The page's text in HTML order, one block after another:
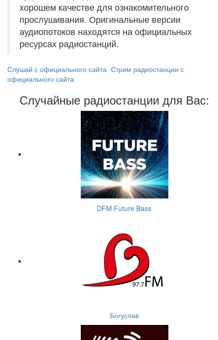
хорошем качестве для ознакомительного
прослушивания. Оригинальные версии
аудиопотоков находятся на официальных
ресурсах радиостанций.
Слушай с официального сайта Стрим радиостанции с
официального сайта
Случайные радиостанции для Вас:
DFM Future Bass
Богуслав